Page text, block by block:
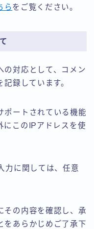
らをご覧ください。
の対応として、コメン
録しています。
ポートされている機能
にこのIPアドレスを使
力に関しては、任意
その内容を確認し、承
をあらかじめご了承下